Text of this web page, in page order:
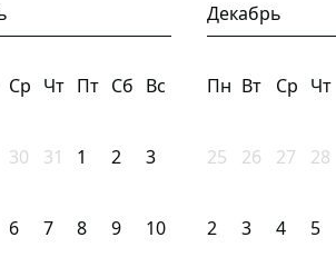
Ср Чт Пт Сб Вс
30 31 1 2 3
6 7 8 9 10
Декабрь
Пн Вт Ср Чт
25 26 27 28
2 3 4 5